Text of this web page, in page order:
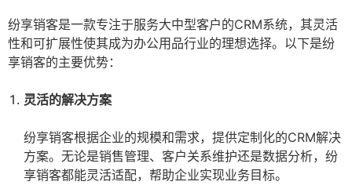
纷享销客是一款专注于服务大中型客户的CRM系统，其灵活
性和可扩展性使其成为办公用品行业的理想选择。以下是纷
享销客的主要优势：
灵活的解决方案
纷享销客根据企业的规模和需求，提供定制化的CRM解决
方案。无论是销售管理、客户关系维护还是数据分析，纷
享销客都能灵活适配，帮助企业实现业务目标。